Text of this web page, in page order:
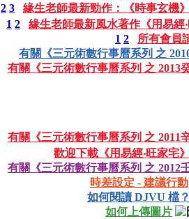
2 3 緣生老師最新勁作：《時事玄機
1 2 緣生老師最新風水著作《用易經
1 2 所有會員
有關《三元術數行事曆系列 之
有關《三元術數行事曆系列 之 2013
有關《三元術數行事曆系列 之 2011
歡迎下載《用易經‧旺家宅
有關《三元術數行事曆系列 之 2012
時差設定 - 建議行動
如何閱讀 DJVU 檔？
如何上傳圖片